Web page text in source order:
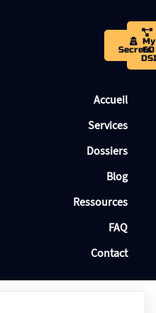
Secrets
My
GO
DSI
Accueil
Services
Dossiers
Blog
Ressources
FAQ
Contact